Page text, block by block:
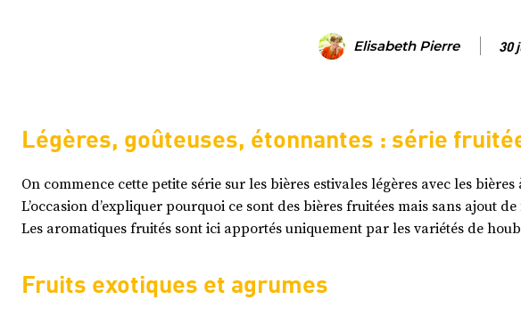
Elisabeth Pierre 30
Légères, goûteuses, étonnantes : série
On commence cette petite série sur les bières estivales légères avec les
L’occasion d’expliquer pourquoi ce sont des bières fruitées mais sans ajout
Les aromatiques fruités sont ici apportés uniquement par les variétés de
Fruits exotiques et agrumes